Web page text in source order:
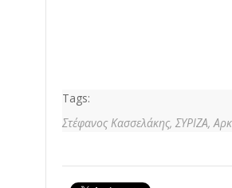
Tags:
Στέφανος Κασσελάκης, ΣΥΡΙΖΑ,